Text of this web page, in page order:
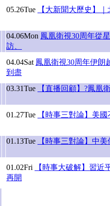
05.26Tue 【大新聞大歷史】
04.06Mon 鳳凰衛視30周年從
訪、
04.04Sat 鳳凰衛視30周年伊朗
到盡
03.31Tue 【直播回顧】?鳳凰
01.27Tue 【時事三對論】美
01.13Tue 【時事三對論】中
01.02Fri
【時事大破解】習
再開